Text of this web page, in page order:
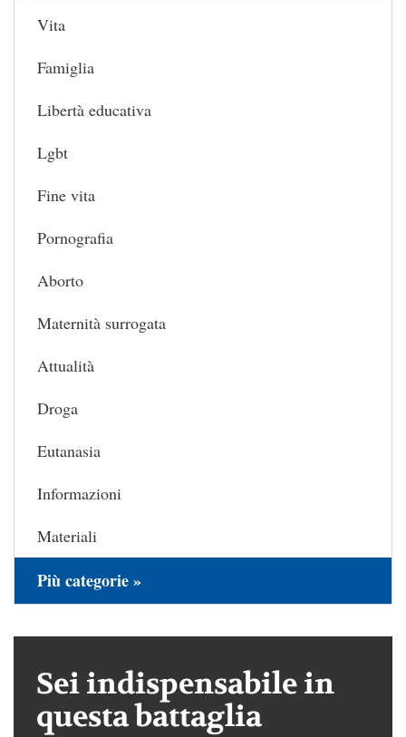
Vita
Famiglia
Libertà educativa
Lgbt
Fine vita
Pornografia
Aborto
Maternità surrogata
Attualità
Droga
Eutanasia
Informazioni
Materiali
Più categorie »
Sei indispensabile in
questa battaglia